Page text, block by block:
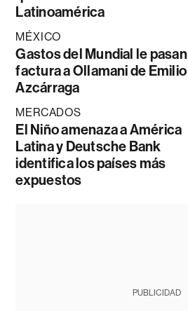
Latinoamérica
MÉXICO
Gastos del Mundial le pasan
factura a Ollamani de Emilio
Azcárraga
MERCADOS
El Niño amenaza a América
Latina y Deutsche Bank
identifica los países más
expuestos
PUBLICIDAD